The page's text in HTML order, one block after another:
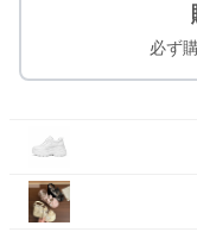
必ず